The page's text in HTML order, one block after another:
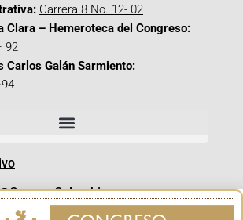
Carrera 8 No. 12- 02
Clara – Hemeroteca del Congreso:
92
Carlos Galán Sarmiento: